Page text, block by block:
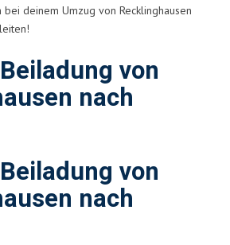
deinem Umzug von Recklinghausen
von
nach
von
nach